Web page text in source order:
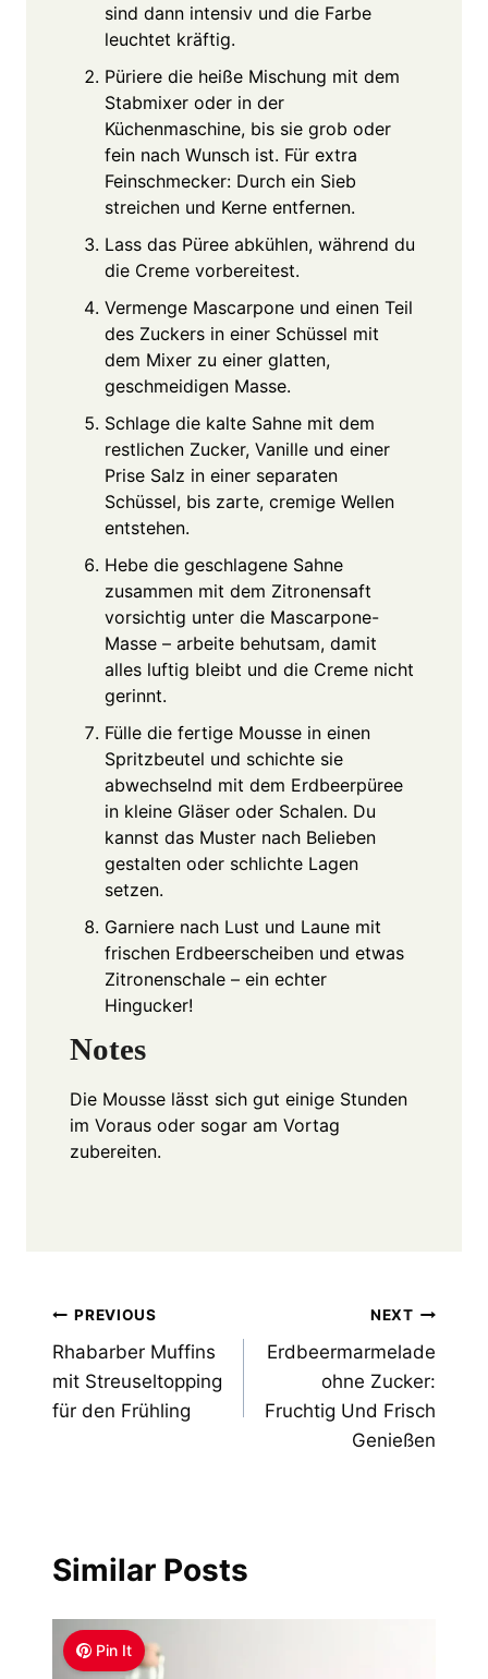
sind dann intensiv und die Farbe
leuchtet kräftig.
Püriere die heiße Mischung mit dem
Stabmixer oder in der
Küchenmaschine, bis sie grob oder
fein nach Wunsch ist. Für extra
Feinschmecker: Durch ein Sieb
streichen und Kerne entfernen.
Lass das Püree abkühlen, während du
die Creme vorbereitest.
Vermenge Mascarpone und einen Teil
des Zuckers in einer Schüssel mit
dem Mixer zu einer glatten,
geschmeidigen Masse.
Schlage die kalte Sahne mit dem
restlichen Zucker, Vanille und einer
Prise Salz in einer separaten
Schüssel, bis zarte, cremige Wellen
entstehen.
Hebe die geschlagene Sahne
zusammen mit dem Zitronensaft
vorsichtig unter die Mascarpone-
Masse – arbeite behutsam, damit
alles luftig bleibt und die Creme nicht
gerinnt.
Fülle die fertige Mousse in einen
Spritzbeutel und schichte sie
abwechselnd mit dem Erdbeerpüree
in kleine Gläser oder Schalen. Du
kannst das Muster nach Belieben
gestalten oder schlichte Lagen
setzen.
Garniere nach Lust und Laune mit
frischen Erdbeerscheiben und etwas
Zitronenschale – ein echter
Hingucker!
Notes
Die Mousse lässt sich gut einige Stunden
im Voraus oder sogar am Vortag
zubereiten.
Post
navigation
PREVIOUS
Rhabarber Muffins
mit Streuseltopping
für den Frühling
NEXT
Erdbeermarmelade
ohne Zucker:
Fruchtig Und Frisch
Genießen
Similar Posts
Pin It